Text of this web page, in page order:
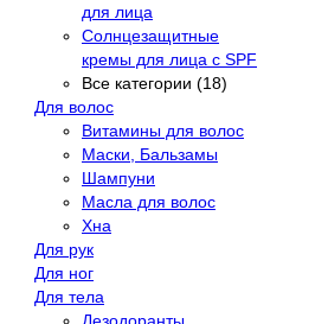
для лица
Солнцезащитные
кремы для лица с SPF
Все категории (18)
Для волос
Витамины для волос
Маски, Бальзамы
Шампуни
Масла для волос
Хна
Для рук
Для ног
Для тела